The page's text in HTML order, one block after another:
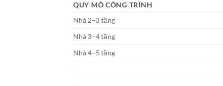
QUY MÔ CÔNG TRÌNH
Nhà 2–3 tầng
Nhà 3–4 tầng
Nhà 4–5 tầng